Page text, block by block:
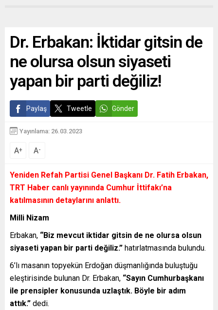
Dr. Erbakan: İktidar gitsin de
ne olursa olsun siyaseti
yapan bir parti değiliz!
Paylaş Tweetle Gönder
Yayınlama: 26.03.2023
A+ A-
Yeniden Refah Partisi Genel Başkanı Dr. Fatih Erbakan,
TRT Haber canlı yayınında Cumhur İttifakı’na
katılmasının detaylarını anlattı.
Milli Nizam
Erbakan, “Biz mevcut iktidar gitsin de ne olursa olsun
siyaseti yapan bir parti değiliz.” hatırlatmasında bulundu.
6’lı masanın topyekün Erdoğan düşmanlığında buluştuğu
eleştirisinde bulunan Dr. Erbakan, “Sayın Cumhurbaşkanı
ile prensipler konusunda uzlaştık. Böyle bir adım
attık.” dedi.